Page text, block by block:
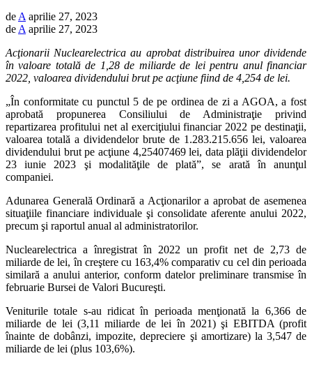
de A aprilie 27, 2023
de A aprilie 27, 2023
Acţionarii Nuclearelectrica au aprobat distribuirea unor dividende
în valoare totală de 1,28 de miliarde de lei pentru anul financiar
2022, valoarea dividendului brut pe acţiune fiind de 4,254 de lei.
„În conformitate cu punctul 5 de pe ordinea de zi a AGOA, a fost
aprobată propunerea Consiliului de Administraţie privind
repartizarea profitului net al exerciţiului financiar 2022 pe destinaţii,
valoarea totală a dividendelor brute de 1.283.215.656 lei, valoarea
dividendului brut pe acţiune 4,25407469 lei, data plăţii dividendelor
23 iunie 2023 şi modalităţile de plată”, se arată în anunţul
companiei.
Adunarea Generală Ordinară a Acţionarilor a aprobat de asemenea
situaţiile financiare individuale şi consolidate aferente anului 2022,
precum şi raportul anual al administratorilor.
Nuclearelectrica a înregistrat în 2022 un profit net de 2,73 de
miliarde de lei, în creştere cu 163,4% comparativ cu cel din perioada
similară a anului anterior, conform datelor preliminare transmise în
februarie Bursei de Valori Bucureşti.
Veniturile totale s-au ridicat în perioada menţionată la 6,366 de
miliarde de lei (3,11 miliarde de lei în 2021) şi EBITDA (profit
înainte de dobânzi, impozite, depreciere şi amortizare) la 3,547 de
miliarde de lei (plus 103,6%).